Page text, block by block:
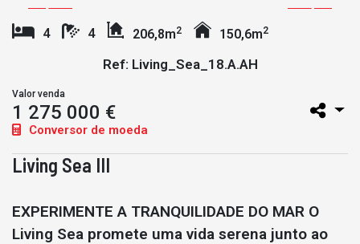
4 4 206,8m2 150,6m2
Ref: Living_Sea_18.A.AH
Valor venda
1 275 000 €
Conversor de moeda
Living Sea III
EXPERIMENTE A TRANQUILIDADE DO MAR O
Living Sea promete uma vida serena junto ao